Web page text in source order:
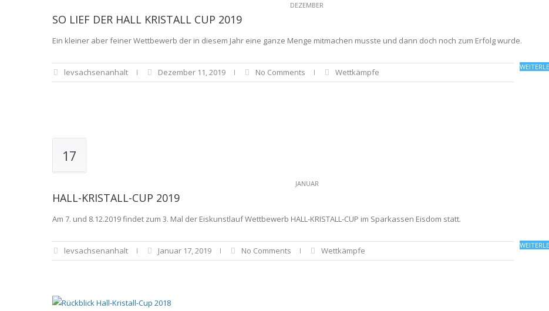
DEZEMBER
SO LIEF DER HALL KRISTALL CUP 2019
Ein kleiner aber feiner Wettbewerb der in diesem Jahr eine ganze Menge mitmachen musste und dann doch noch zum Erfolg wurde.
levsachsenanhalt Dezember 11, 2019 No Comments Wettkämpfe
17
JANUAR
HALL-KRISTALL-CUP 2019
Am 7. und 8.12.2019 findet zum 3. Mal der Eiskunstlauf Wettbewerb HALL-KRISTALL-CUP im Sparkassen Eisdom statt.
levsachsenanhalt Januar 17, 2019 No Comments Wettkämpfe